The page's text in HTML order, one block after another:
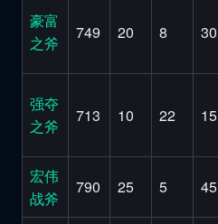
豪富
之斧
749 20 8 30
强夺
之斧
713 10 22 15
宏伟
战斧
790 25 5 45